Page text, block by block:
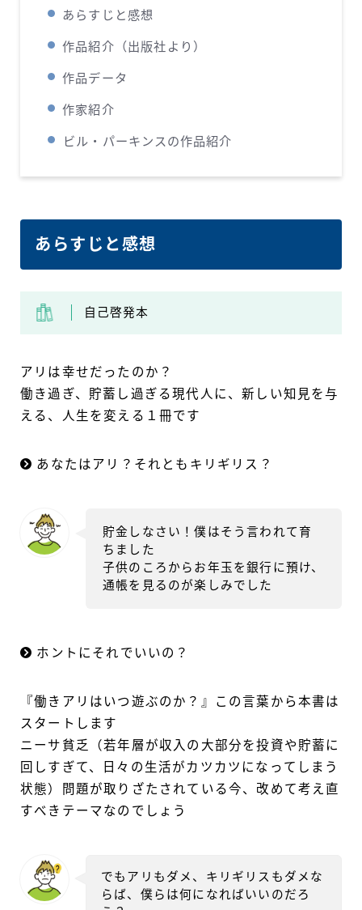
あらすじと感想
作品紹介（出版社より）
作品データ
作家紹介
ビル・パーキンス の作品紹介
あらすじと感想
自己啓発本
アリは幸せだったのか？
働き過ぎ、貯蓄し過ぎる現代人に、新しい知見を与
える、人生を変える１冊です
あなたはアリ？それともキリギリス？
貯金しなさい！僕はそう言われて育
ちました
子供のころからお年玉を銀行に預け、
通帳を見るのが楽しみでした
ホントにそれでいいの？
『働きアリはいつ遊ぶのか？』この言葉から本書は
スタートします
ニーサ貧乏（若年層が収入の大部分を投資や貯蓄に
回しすぎて、日々の生活がカツカツになってしまう
状態）問題が取りざたされている今、改めて考え直
すべきテーマなのでしょう
でもアリもダメ、キリギリスもダメな
らば、僕らは何になればいいのだろ